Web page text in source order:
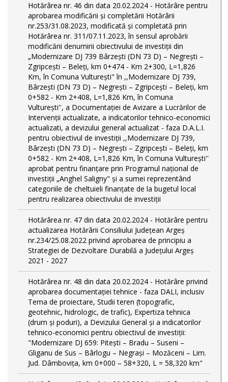
Hotărârea nr. 46 din data 20.02.2024 - Hotărâre pentru
aprobarea modificării şi completării Hotărârii
nr.253/31.08.2023, modificată și completată prin
Hotărârea nr. 311/07.11.2023, în sensul aprobării
modificării denumirii obiectivului de investiții din
„Modernizare DJ 739 Bârzeşti (DN 73 D) – Negrești –
Zgripcești – Beleți, km 0+474 - Km 2+300, L=1,826
Km, în Comuna Vulturești" în ,,Modernizare DJ 739,
Bârzeşti (DN 73 D) – Negrești – Zgripcești – Beleți, km
0+582 - Km 2+408, L=1,826 Km, în Comuna
Vulturești'', a Documentației de Avizare a Lucrărilor de
Intervenții actualizate, a indicatorilor tehnico-economici
actualizati, a devizului general actualizat - faza D.A.L.I.
pentru obiectivul de investiţii ,,Modernizare DJ 739,
Bârzeşti (DN 73 D) – Negrești – Zgripcești – Beleți, km
0+582 - Km 2+408, L=1,826 Km, în Comuna Vulturești''
aprobat pentru finanțare prin Programul național de
investiții „Anghel Saligny" și a sumei reprezentând
categoriile de cheltuieli finanțate de la bugetul local
pentru realizarea obiectivului de investiții
Hotărârea nr. 47 din data 20.02.2024 - Hotărâre pentru
actualizarea Hotărârii Consiliului Județean Argeș
nr.234/25.08.2022 privind aprobarea de principiu a
Strategiei de Dezvoltare Durabilă a Județului Argeș
2021 - 2027
Hotărârea nr. 48 din data 20.02.2024 - Hotărâre privind
aprobarea documentației tehnice - faza DALI, inclusiv
Tema de proiectare, Studii teren (topografic,
geotehnic, hidrologic, de trafic), Expertiza tehnica
(drum și poduri), a Devizului General și a indicatorilor
tehnico-economici pentru obiectivul de investiții:
"Modernizare DJ 659: Pitești – Bradu – Suseni –
Gliganu de Sus – Bârlogu – Negrași – Mozăceni – Lim.
Jud. Dâmboviţa, km 0+000 – 58+320, L = 58,320 km"